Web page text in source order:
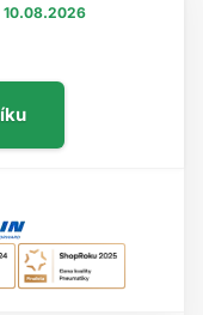
10.08.2026